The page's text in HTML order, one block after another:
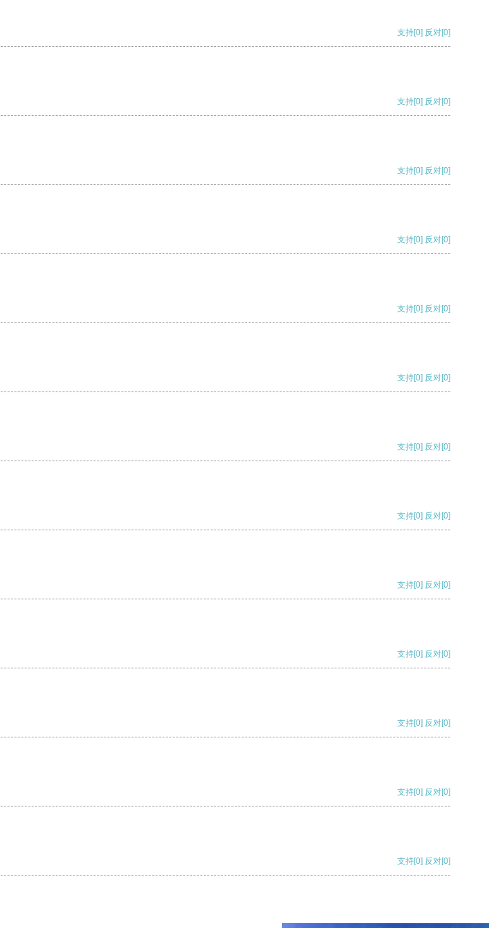
支持[0] 反对[0]
支持[0] 反对[0]
支持[0] 反对[0]
支持[0] 反对[0]
支持[0] 反对[0]
支持[0] 反对[0]
支持[0] 反对[0]
支持[0] 反对[0]
支持[0] 反对[0]
支持[0] 反对[0]
支持[0] 反对[0]
支持[0] 反对[0]
支持[0] 反对[0]